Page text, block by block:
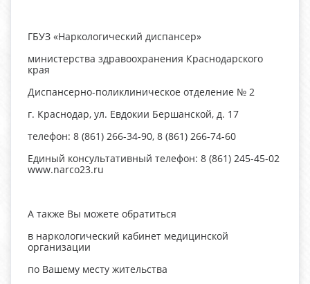
ГБУЗ «Наркологический диспансер»
министерства здравоохранения Краснодарского
края
Диспансерно-поликлиническое отделение № 2
г. Краснодар, ул. Евдокии Бершанской, д. 17
телефон: 8 (861) 266-34-90, 8 (861) 266-74-60
Единый консультативный телефон: 8 (861) 245-45-02
www.narco23.ru
А также Вы можете обратиться
в наркологический кабинет медицинской
организации
по Вашему месту жительства